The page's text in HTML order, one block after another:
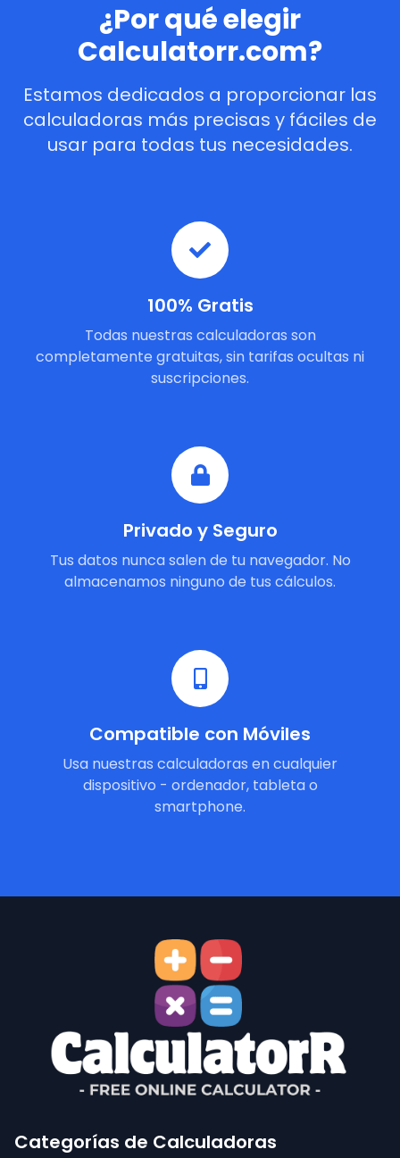
¿Por qué elegir
Calculatorr.com?
Estamos dedicados a proporcionar las
calculadoras más precisas y fáciles de
usar para todas tus necesidades.
100% Gratis
Todas nuestras calculadoras son
completamente gratuitas, sin tarifas ocultas ni
suscripciones.
Privado y Seguro
Tus datos nunca salen de tu navegador. No
almacenamos ninguno de tus cálculos.
Compatible con Móviles
Usa nuestras calculadoras en cualquier
dispositivo - ordenador, tableta o
smartphone.
Categorías de Calculadoras